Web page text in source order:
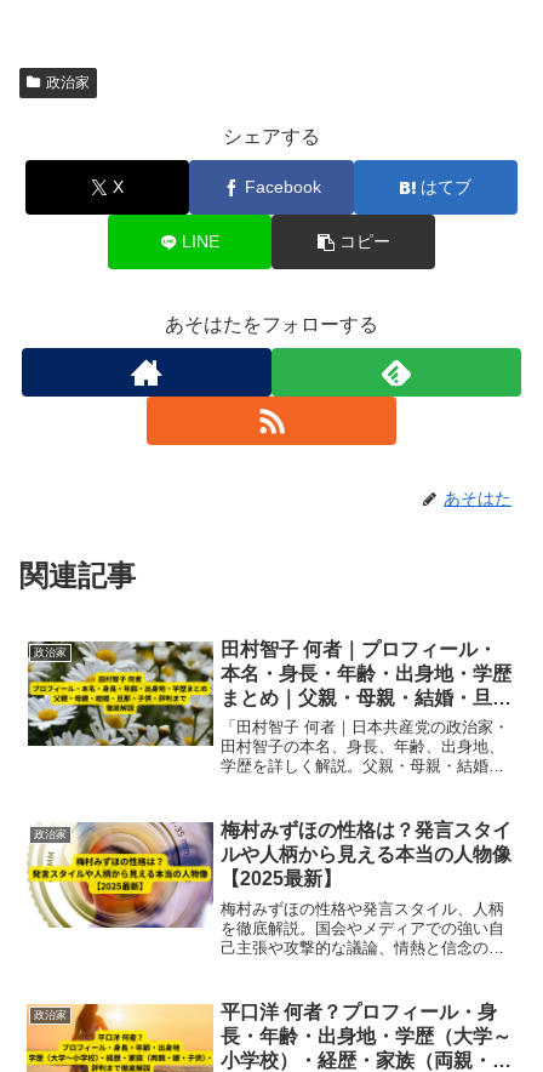
政治家
シェアする
X Facebook はてブ
LINE コピー
あそはたをフォローする
あそはた
関連記事
政治家
田村智子 何者｜プロフィール・
本名・身長・年齢・出身地・学歴
まとめ｜父親・母親・結婚・旦
那・子供・評判まで徹底解説
「田村智子 何者｜日本共産党の政治家・
田村智子の本名、身長、年齢、出身地、
学歴を詳しく解説。父親・母親・結婚・
全プロフィールを紹介します。」
政治家
梅村みずほの性格は？発言スタイ
ルや人柄から見える本当の人物像
【2025最新】
梅村みずほの性格や発言スタイル、人柄
を徹底解説。国会やメディアでの強い自
己主張や攻撃的な議論、情熱と信念の両
政治家
平口洋 何者？プロフィール・身
長・年齢・出身地・学歴（大学～
小学校）・経歴・家族（両親・